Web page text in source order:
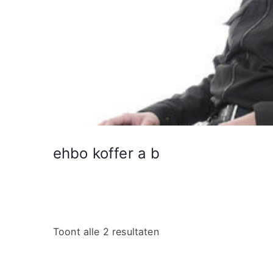
ehbo koffer a b
Toont alle 2 resultaten